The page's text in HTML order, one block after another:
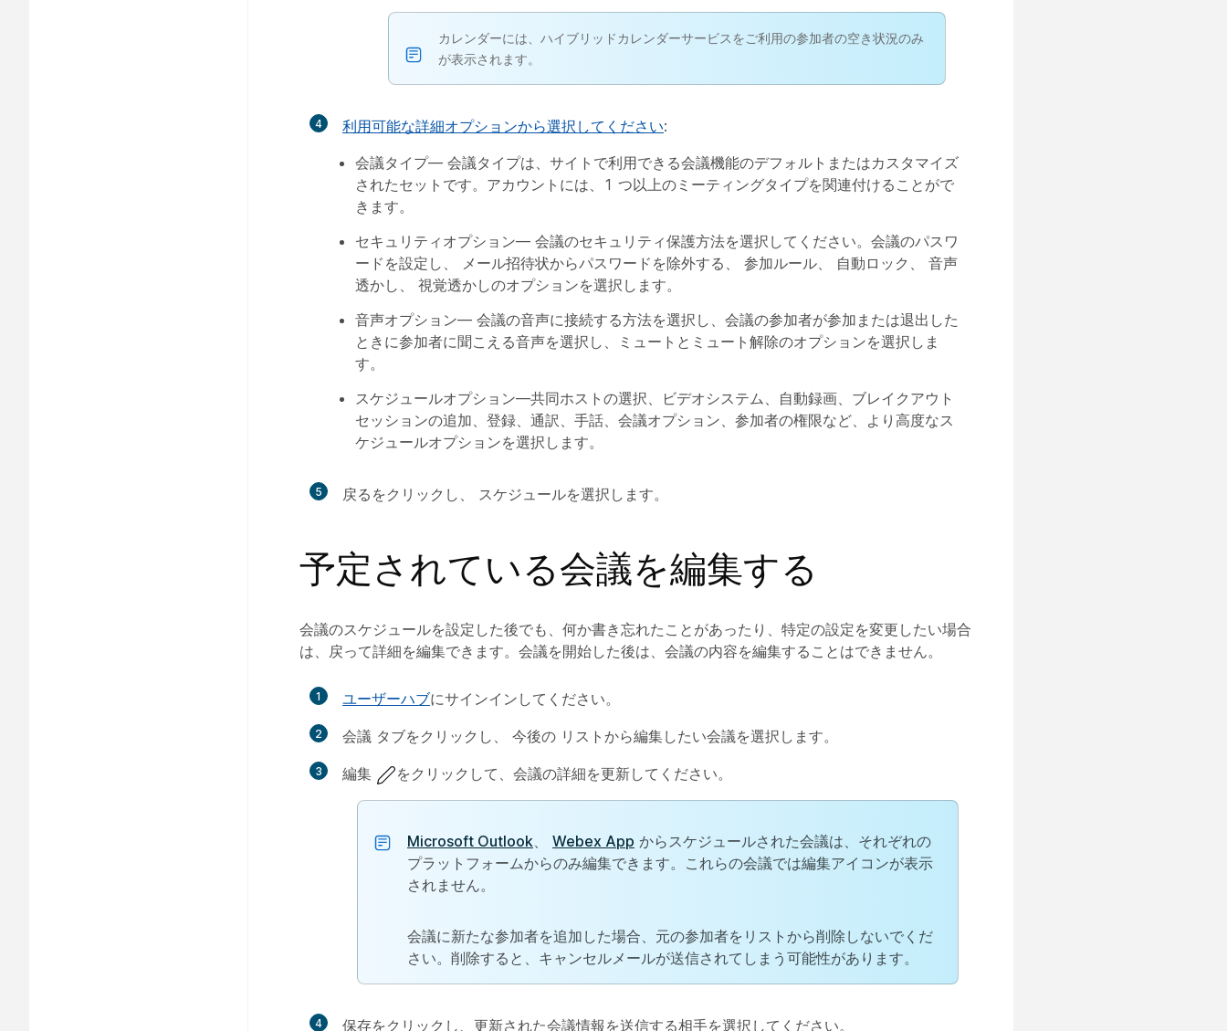
カレンダーには、ハイブリッドカレンダーサービスをご利用の参加者の空き状況のみ
が表示されます。
4 利用可能な詳細オプションから選択してください:
会議タイプ— 会議タイプは、サイトで利用できる会議機能のデフォルトまたはカスタマイズ
されたセットです。アカウントには、1 つ以上のミーティングタイプを関連付けることがで
きます。
セキュリティオプション— 会議のセキュリティ保護方法を選択してください。会議のパスワ
ードを設定し、
メール招待状からパスワードを除外する 参加ルール 自動ロック
音声
透かし
視覚透かしのオプションを選択します。
音声オプション— 会議の音声に接続する方法を選択し、会議の参加者が参加または退出した
ときに参加者に聞こえる音声を選択し、ミュートとミュート解除のオプションを選択しま
す。
スケジュールオプション—共同ホストの選択、ビデオシステム、自動録画、ブレイクアウト
セッションの追加、登録、通訳、手話、会議オプション、参加者の権限など、より高度なス
ケジュールオプションを選択します。
5 戻る をクリックし、 スケジュールを選択します。
予定されている会議を編集する
会議のスケジュールを設定した後でも、何か書き忘れたことがあったり、特定の設定を変更したい場合
は、戻って詳細を編集できます。会議を開始した後は、会議の内容を編集することはできません。
1 ユーザーハブにサインインしてください。
2 会議 タブをクリックし、 今後の リストから編集したい会議を選択します。
3 編集 をクリックして、会議の詳細を更新してください。
Microsoft Outlook Webex App からスケジュールされた会議は、それぞれの
プラットフォームからのみ編集できます。これらの会議では編集アイコンが表示
されません。
会議に新たな参加者を追加した場合、元の参加者をリストから削除しないでくだ
さい。削除すると、キャンセルメールが送信されてしまう可能性があります。
4 保存をクリックし、更新された会議情報を送信する相手を選択してください。